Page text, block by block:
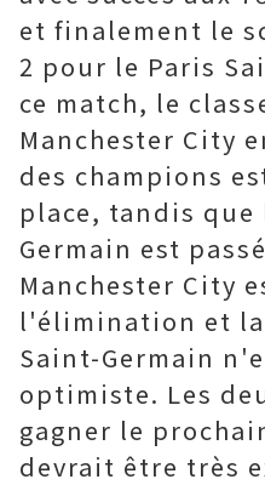
et finalement le
2 pour le Paris
ce match, le
Manchester City
des champions
place, tandis que
Germain est
Manchester City
l'élimination et
Saint-Germain
optimiste. Les
gagner le
devrait être très